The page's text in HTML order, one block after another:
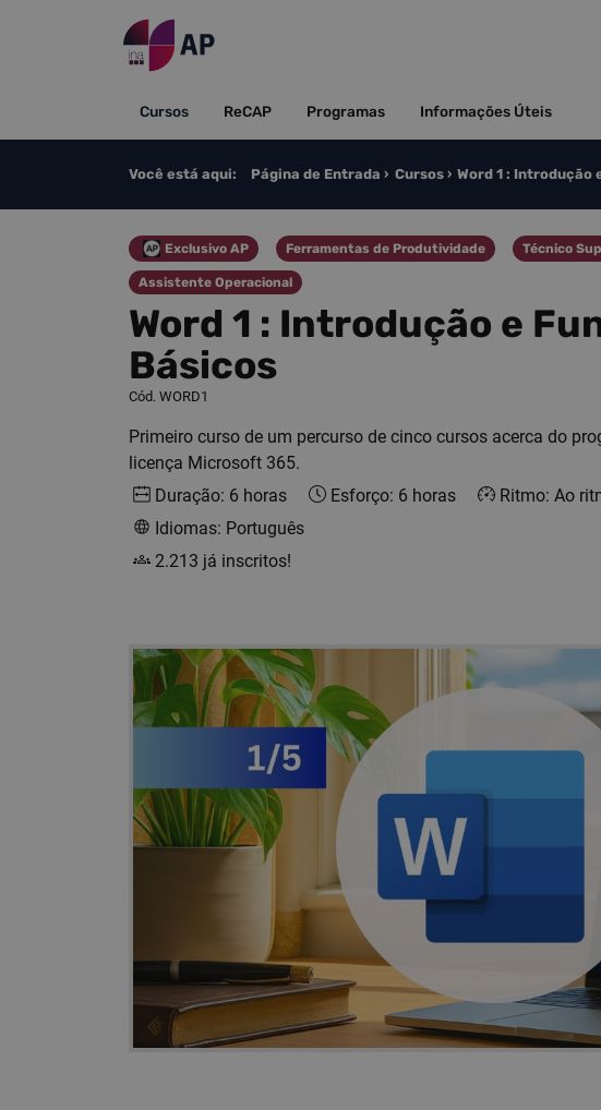
Cursos ReCAP Programas Informações Úteis
Você está aqui: Página de Entrada Cursos Word 1 : Introdução
Word 1 : Introdução e
Básicos
Cód. WORD1
Categoria
Exclusivo AP Categoria
Ferramentas de Produtividade Técnico
Categoria
Assistente Operacional
Primeiro curso de um percurso de cinco cursos acerca do
licença Microsoft 365.
Duração: 6 horas
Esforço: 6 horas
Ritmo: Ao
Idiomas: Português
2.213 já inscritos!